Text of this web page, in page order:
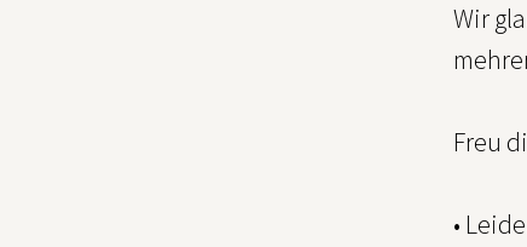
Wir
Freu
•